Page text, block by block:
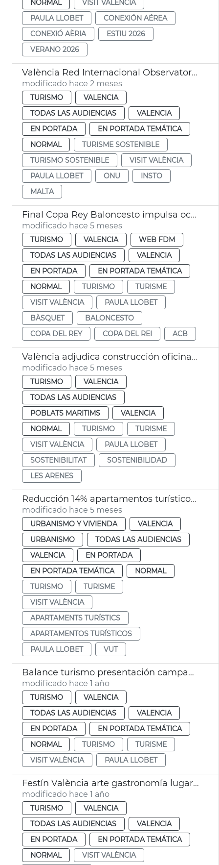
NORMAL
VISIT VALÈNCIA
PAULA LLOBET
CONEXIÓN AÉREA
CONEXIÓ AÈRIA
ESTIU 2026
VERANO 2026
València Red Internacional Observatorios Turismo Sostenible INSTO ONU
modificado hace 2 meses
TURISMO
VALENCIA
TODAS LAS AUDIENCIAS
VALENCIA
EN PORTADA
EN PORTADA TEMÁTICA
NORMAL
TURISME SOSTENIBLE
TURISMO SOSTENIBLE
VISIT VALÈNCIA
PAULA LLOBET
ONU
INSTO
MALTA
Final Copa Rey Baloncesto impulsa ocupación hotelera València
modificado hace 5 meses
TURISMO VALENCIA
WEB FDM
TODAS LAS AUDIENCIAS
VALENCIA
EN PORTADA
EN PORTADA TEMÁTICA
NORMAL
TURISMO
TURISME
VISIT VALÈNCIA
PAULA LLOBET
BÀSQUET
BALONCESTO
COPA DEL REY
COPA DEL REI ACB
València adjudica construcción oficina turismo modular playa las Arenas
modificado hace 5 meses
TURISMO
VALENCIA
TODAS LAS AUDIENCIAS
POBLATS MARITIMS
VALENCIA
NORMAL
TURISMO
TURISME
VISIT VALÈNCIA
PAULA LLOBET
SOSTENIBILITAT
SOSTENIBILIDAD
LES ARENES
Reducción 14% apartamentos turísticos València ciudad
modificado hace 5 meses
URBANISMO Y VIVIENDA
VALENCIA
URBANISMO
TODAS LAS AUDIENCIAS
VALENCIA
EN PORTADA
EN PORTADA TEMÁTICA
NORMAL
TURISMO
TURISME
VISIT VALÈNCIA
APARTAMENTS TURÍSTICS
APARTAMENTOS TURÍSTICOS
PAULA LLOBET
VUT
Balance turismo presentación campaña València 2025
modificado hace 1 año
TURISMO
VALENCIA
TODAS LAS AUDIENCIAS
VALENCIA
EN PORTADA
EN PORTADA TEMÁTICA
NORMAL
TURISMO
TURISME
VISIT VALÈNCIA
PAULA LLOBET
Festín València arte gastronomía lugares emblemáticos
modificado hace 1 año
TURISMO
VALENCIA
TODAS LAS AUDIENCIAS
VALENCIA
EN PORTADA
EN PORTADA TEMÁTICA
NORMAL
VISIT VALÈNCIA